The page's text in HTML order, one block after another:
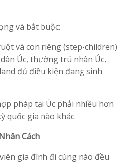
và bắt buộc:
và con riêng (step-children)
Úc, thường trú nhân Úc,
đủ điều kiện đang sinh
pháp tại Úc phải nhiều hơn
quốc gia nào khác.
Cách
gia đình đi cùng nào đều